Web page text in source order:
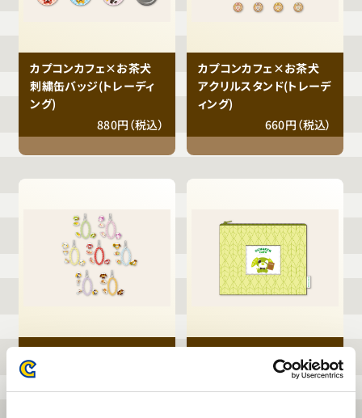
カプコンカフェ×お茶犬
刺繍缶バッジ(トレーディ
ング)
880円（税込）
カプコンカフェ×お茶犬
アクリルスタンド(トレーデ
ィング)
660円（税込）
チェーンキーホルダー
キルティングポーチ